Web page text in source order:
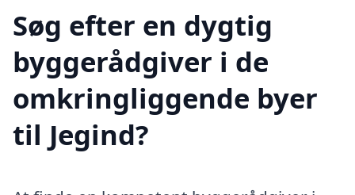
Søg efter en dygtig
byggerådgiver i de
omkringliggende byer
til Jegind?